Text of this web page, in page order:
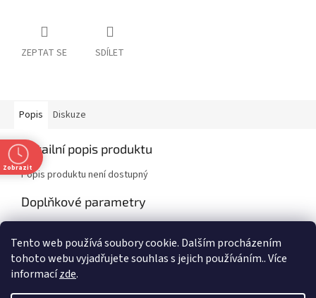
Tento web používá soubory cookie. Dalším procházením
tohoto webu vyjadřujete souhlas s jejich používáním.. Více
informacízde.
ZEPTAT SE SDÍLET
Popis Diskuze
Detailní popis produktu
Popis produktu není dostupný
Doplňkové parametry
EAN: 9781648337796
Zobrazit